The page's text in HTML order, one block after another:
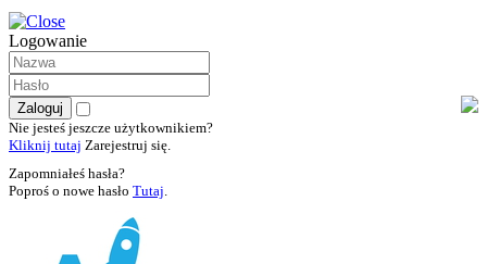
Logowanie
Nie jesteś jeszcze użytkownikiem?
Kliknij tutaj Zarejestruj się.
Zapomniałeś hasła?
Poproś o nowe hasło Tutaj.